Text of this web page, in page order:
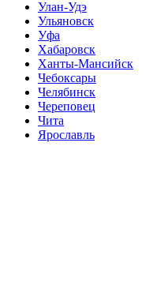
Улан-Удэ
Ульяновск
Уфа
Хабаровск
Ханты-Мансийск
Чебоксары
Челябинск
Череповец
Чита
Ярославль